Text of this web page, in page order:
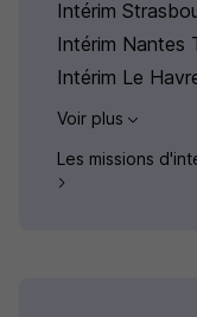
Intérim
Intérim Nantes
Intérim Le
Voir plus
Les missions